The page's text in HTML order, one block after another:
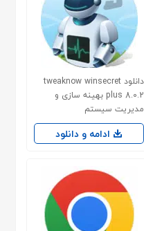
دانلود tweaknow winsecret
plus 8.0.2 بهینه سازی و
مدیریت سیستم
ادامه و دانلود